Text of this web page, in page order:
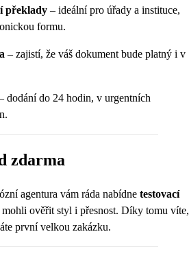
překlady – ideální pro úřady a instituce,
formu.
– zajistí, že váš dokument bude platný i v
dodání do 24 hodin, v urgentních
zdarma
agentura vám ráda nabídne testovací
mohli ověřit styl i přesnost. Díky tomu víte,
první velkou zakázku.